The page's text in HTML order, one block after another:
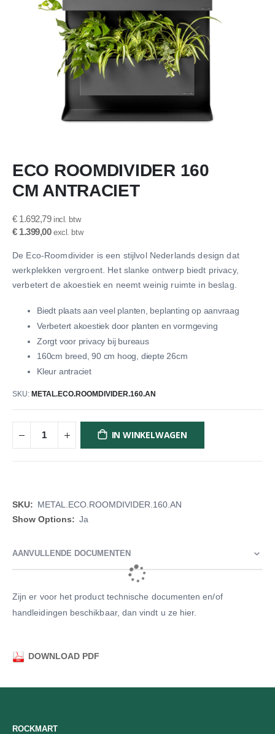
naar
het
begin
de
afbeeldingen-
ECO ROOMDIVIDER 160
CM ANTRACIET
€ 1.692,79
€ 1.399,00
De Eco-Roomdivider is een stijlvol Nederlands design dat
werkplekken vergroent. Het slanke ontwerp biedt privacy,
verbetert de akoestiek en neemt weinig ruimte in beslag.
Biedt plaats aan veel planten, beplanting op aanvraag
Verbetert akoestiek door planten en vormgeving
Zorgt voor privacy bij bureaus
160cm breed, 90 cm hoog, diepte 26cm
Kleur antraciet
SKU METAL.ECO.ROOMDIVIDER.160.AN
IN WINKELWAGEN
Meer
informatie
METAL.ECO.ROOMDIVIDER.160.AN
Ja
AANVULLENDE DOCUMENTEN
Zijn er voor het product technische documenten en/of
handleidingen beschikbaar, dan vindt u ze hier.
DOWNLOAD PDF
ROCKMART